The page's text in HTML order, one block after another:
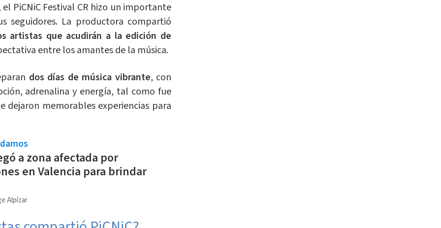
PiCNiC Festival CR hizo un importante
seguidores. La productora compartió
artistas que acudirán a la edición de
entre los amantes de la música.
dos días de música vibrante, con
adrenalina y energía, tal como fue
dejaron memorables experiencias para
a zona afectada por
en Valencia para brindar
Alpízar